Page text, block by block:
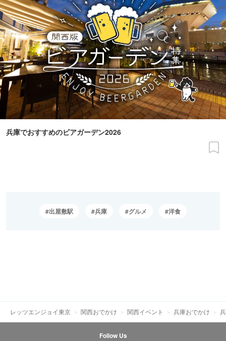
兵庫でおすすめのビアガーデン2026
出屋敷駅 兵庫 グルメ 洋食
レッツエンジョイ東京 関西おでかけ 関西イベント 兵庫おでかけ
Follow Us